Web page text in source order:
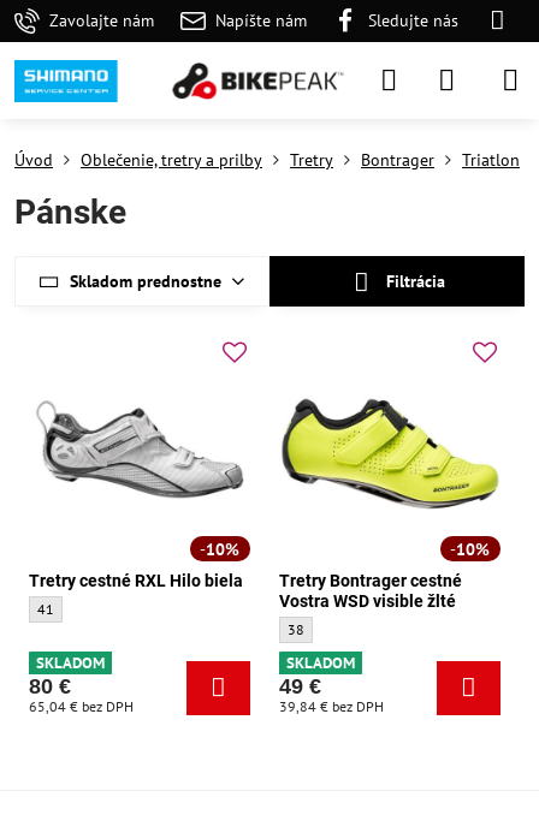
Zavolajte nám Napíšte nám Sledujte nás
Úvod Oblečenie, tretry a prilby Tretry Bontrager Triatlon
Pánske
Skladom prednostne Filtrácia
10%
Tretry cestné RXL Hilo biela
Tretry cestné RXL Hilo biela - Veľkosť:
41
SKLADOM
80 €
65,04 € bez DPH
10%
Tretry Bontrager cestné
Vostra WSD visible žlté
Tretry Bontrager cestné Vostra WSD
38
SKLADOM
49 €
39,84 € bez DPH